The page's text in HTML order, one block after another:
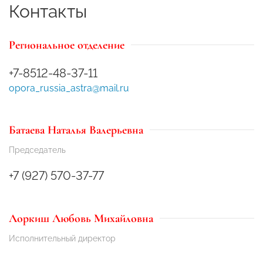
Контакты
Региональное отделение
+7-8512-48-37-11
opora_russia_astra@mail.ru
Батаева Наталья Валерьевна
Председатель
+7 (927) 570-37-77
Лоркиш Любовь Михайловна
Исполнительный директор